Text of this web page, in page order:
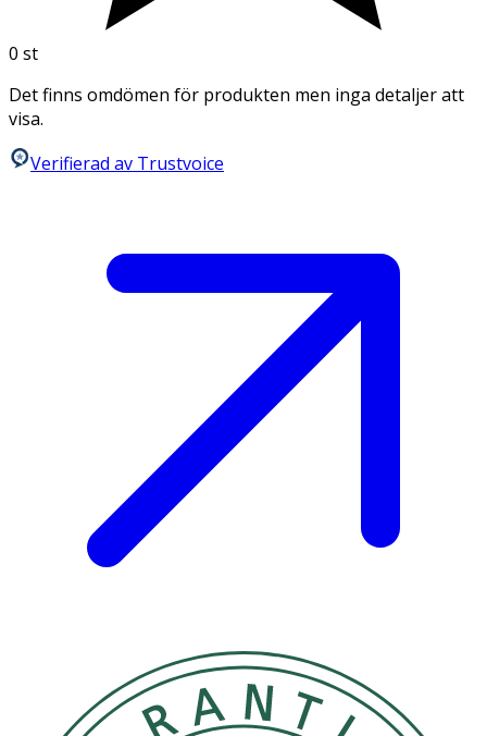
0 st
Det finns omdömen för produkten men inga detaljer att
visa.
Verifierad av Trustvoice